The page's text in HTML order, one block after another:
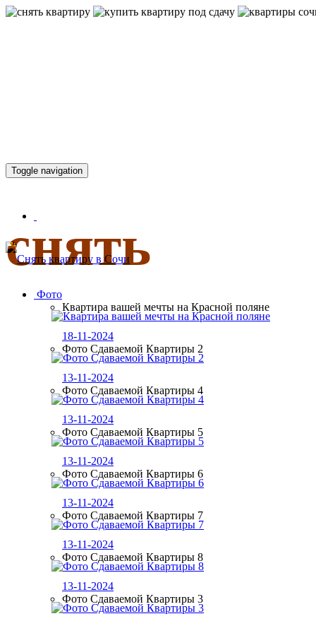
снять
Toggle navigation
Фото
Квартира вашей мечты на Красной поляне
18-11-2024
Фото Сдаваемой Квартиры 2
13-11-2024
Фото Сдаваемой Квартиры 4
13-11-2024
Фото Сдаваемой Квартиры 5
13-11-2024
Фото Сдаваемой Квартиры 6
13-11-2024
Фото Сдаваемой Квартиры 7
13-11-2024
Фото Сдаваемой Квартиры 8
13-11-2024
Фото Сдаваемой Квартиры 3